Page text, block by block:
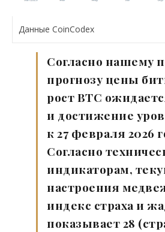
Данные CoinCodex
Согласно нашему
прогнозу цены
рост BTC
и достижение
к 27 февраля 2026
Согласно
индикаторам,
настроения
индекс страха и
показывает 28